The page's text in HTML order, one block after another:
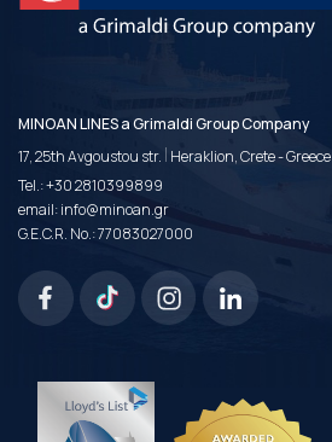
MINOAN LINES a Grimaldi Group Company
17, 25th Avgoustou str. | Heraklion, Crete - Greece
Tel.:+30 2810399899
email:info@minoan.gr
G.E.C.R. No.: 77083027000